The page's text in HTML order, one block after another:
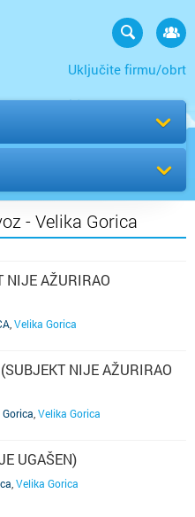
Uključite firmu/obrt
- Velika Gorica
NIJE AŽURIRAO
Velika Gorica
NIJE AŽURIRAO
Velika Gorica
UGAŠEN)
Velika Gorica